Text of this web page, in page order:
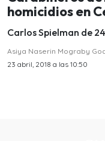
homicidios en
Carlos Spielman de
Asiya Naserin Mograby
23 abril, 2018 a las 10:50